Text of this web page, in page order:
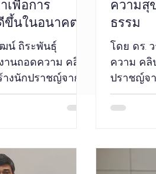
เพื่อการ
ขึ้นในอนาคต
น์ ถิระพันธุ์
นถอดความ คลิป
งนักปราชญ์จาก
มธรรม พลังปัญญา
ความสุ
ธรรม
โดย ดร.
ความ คลิ
ปราชญ์จ
ธรรม พลั
ที่ 24...